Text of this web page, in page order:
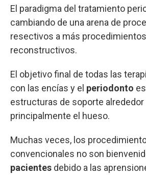
El paradigma del tratamiento
cambiando de una arena de
resectivos a más
reconstructivos.
El objetivo final de todas las
con las encías y el periodonto
estructuras de soporte
principalmente el hueso.
Muchas veces, los
convencionales no son
pacientes debido a las